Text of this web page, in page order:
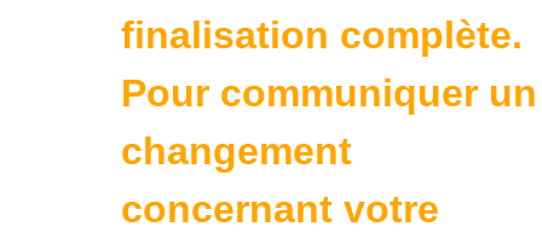
finalisation complète.
Pour communiquer un
changement
concernant votre